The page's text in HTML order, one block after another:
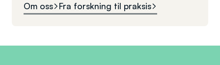
Om oss
Fra forskning til praksis